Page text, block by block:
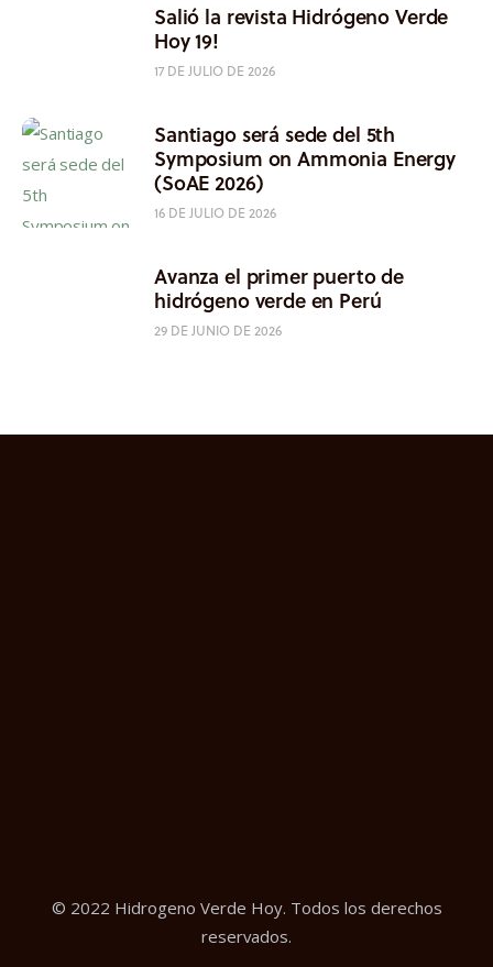
Salió la revista Hidrógeno Verde
Hoy 19!
17 DE JULIO DE 2026
Santiago será sede del 5th
Symposium on Ammonia Energy
(SoAE 2026)
16 DE JULIO DE 2026
Avanza el primer puerto de
hidrógeno verde en Perú
29 DE JUNIO DE 2026
© 2022 Hidrogeno Verde Hoy. Todos los derechos
reservados.